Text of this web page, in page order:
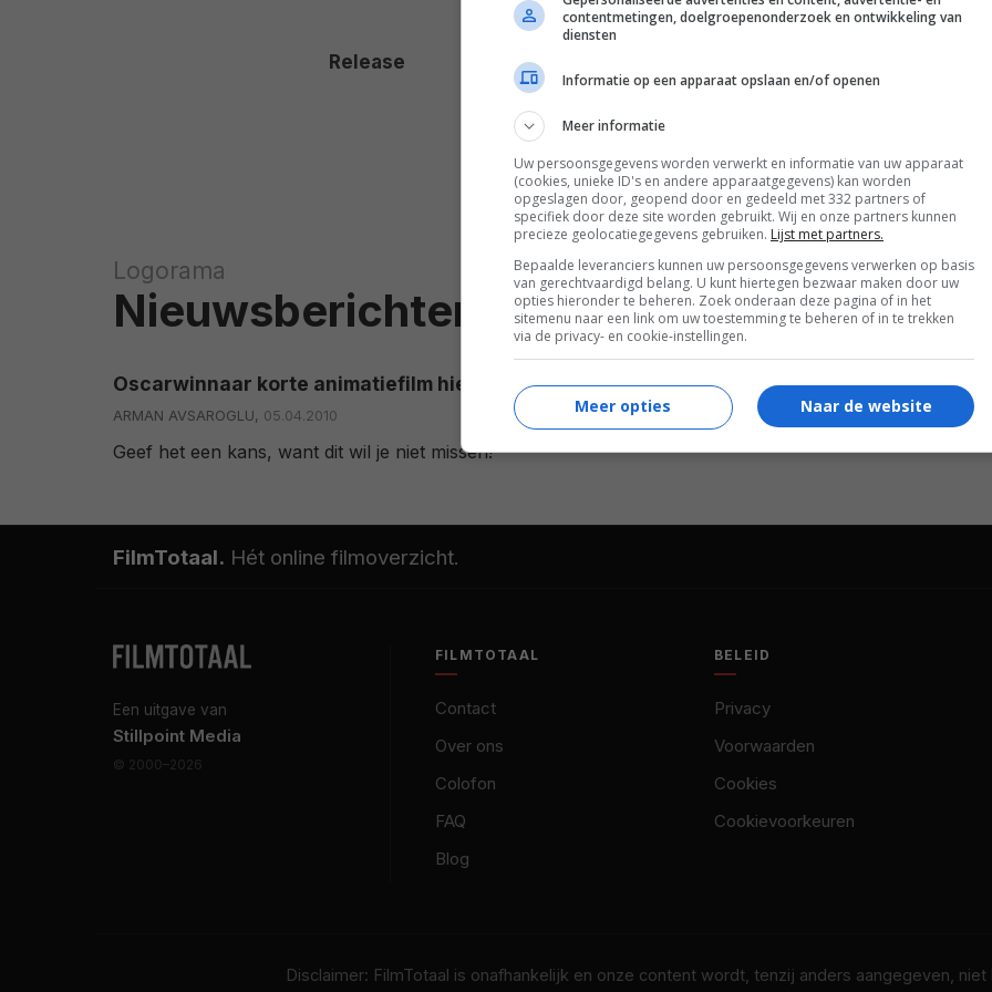
Newman,Aja Evans,Josh Eichenbaum.
Release
01.01.2009
Logorama
Nieuwsberichten
Oscarwinnaar korte animatiefilm hier te zien (aanrader!)
ARMAN AVSAROGLU, 05.04.2010
Geef het een kans, want dit wil je niet missen!
FilmTotaal. Hét online filmoverzicht.
Een uitgave van
Stillpoint Media
© 2000–2026
FILMTOTAAL
Contact
Over ons
Colofon
FAQ
Blog
BELEID
Privacy
Voorwaarden
Cookies
Cookievoorkeuren
Disclaimer: FilmTotaal is onafhankelijk en onze content wordt, tenzij anders aangegeven,
contentmetingen, doelgroepenonderzoek en ontwikkeling van
diensten
Informatie op een apparaat opslaan en/of openen
Meer informatie
Uw persoonsgegevens worden verwerkt en informatie van uw apparaat
(cookies, unieke ID's en andere apparaatgegevens) kan worden
opgeslagen door, geopend door en gedeeld met 332 partners of
specifiek door deze site worden gebruikt. Wij en onze partners kunnen
precieze geolocatiegegevens gebruiken. Lijst met partners.
Bepaalde leveranciers kunnen uw persoonsgegevens verwerken op basis
van gerechtvaardigd belang. U kunt hiertegen bezwaar maken door uw
opties hieronder te beheren. Zoek onderaan deze pagina of in het
sitemenu naar een link om uw toestemming te beheren of in te trekken
via de privacy- en cookie-instellingen.
Naar de website
Meer opties